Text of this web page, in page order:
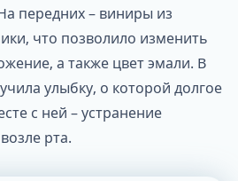
передних – виниры из
что позволило изменить
а также цвет эмали. В
улыбку, о которой долгое
с ней – устранение
рта.